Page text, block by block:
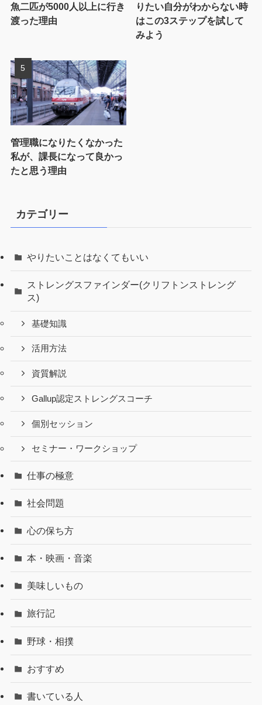
魚二匹が5000人以上に行き
渡った理由
りたい自分がわからない時
はこの3ステップを試して
みよう
管理職になりたくなかった
私が、課長になって良かっ
たと思う理由
カテゴリー
やりたいことはなくてもいい
ストレングスファインダー(クリフトンストレング
ス)
基礎知識
活用方法
資質解説
Gallup認定ストレングスコーチ
個別セッション
セミナー・ワークショップ
仕事の極意
社会問題
心の保ち方
本・映画・音楽
美味しいもの
旅行記
野球・相撲
おすすめ
書いている人